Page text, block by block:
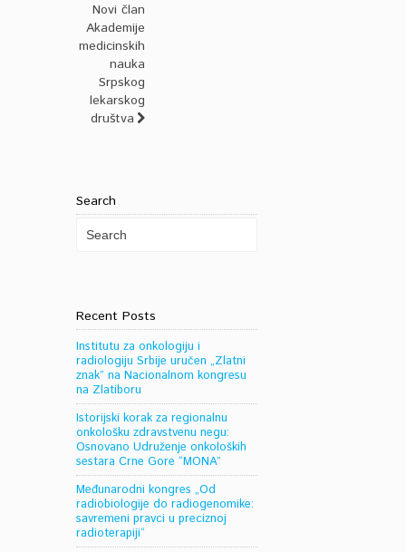
Novi član
Akademije
medicinskih
nauka
Srpskog
lekarskog
društva
Search
Recent Posts
Institutu za onkologiju i
radiologiju Srbije uručen „Zlatni
znak” na Nacionalnom kongresu
na Zlatiboru
Istorijski korak za regionalnu
onkološku zdravstvenu negu:
Osnovano Udruženje onkoloških
sestara Crne Gore “MONA”
Međunarodni kongres „Od
radiobiologije do radiogenomike:
savremeni pravci u preciznoj
radioterapiji“